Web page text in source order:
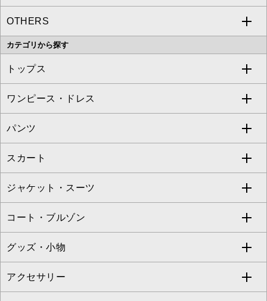
MK MICHEL KLEIN
OFUON le MK
Sybilla
S sybilla
Jocomomola
TARA JARMON
ZAPA
TONEA
al'aise modulation
GEORGES RECH
MICHEL KLEIN HOMME
MK MICHEL KLEIN HOMME
a.v.v
OTHERS
MK MICHEL KLEIN BAG
EMILIO ROBBA
BUYERS SELECT
カテゴリから探す
トップス
すべてのトップス
カットソー・Tシャツ
ブラウス・シャツ
ニット・セーター
カーディガン
アンサンブルセット
ベスト・ジレ
ワンピース・ドレス
すべてのワンピース・ドレス
ワンピース
ドレス
チュニック
ジャンパースカート
その他のワンピース・ドレス
パンツ
すべてのパンツ
フルレングスパンツ
クロップド・半端丈パンツ
ガウチョ・ワイドパンツ
ハーフ・ショート丈パンツ
スカート
すべてのスカート
ロング・マキシ丈スカート
ひざ丈スカート
ミモレ丈スカート
ジャケット・スーツ
すべてのジャケット・スーツ
テーラードジャケット
ノーカラージャケット
コート・ブルゾン
すべてのコート・ブルゾン
トレンチコート
グッズ・小物
すべてのグッズ・小物
アクセサリー